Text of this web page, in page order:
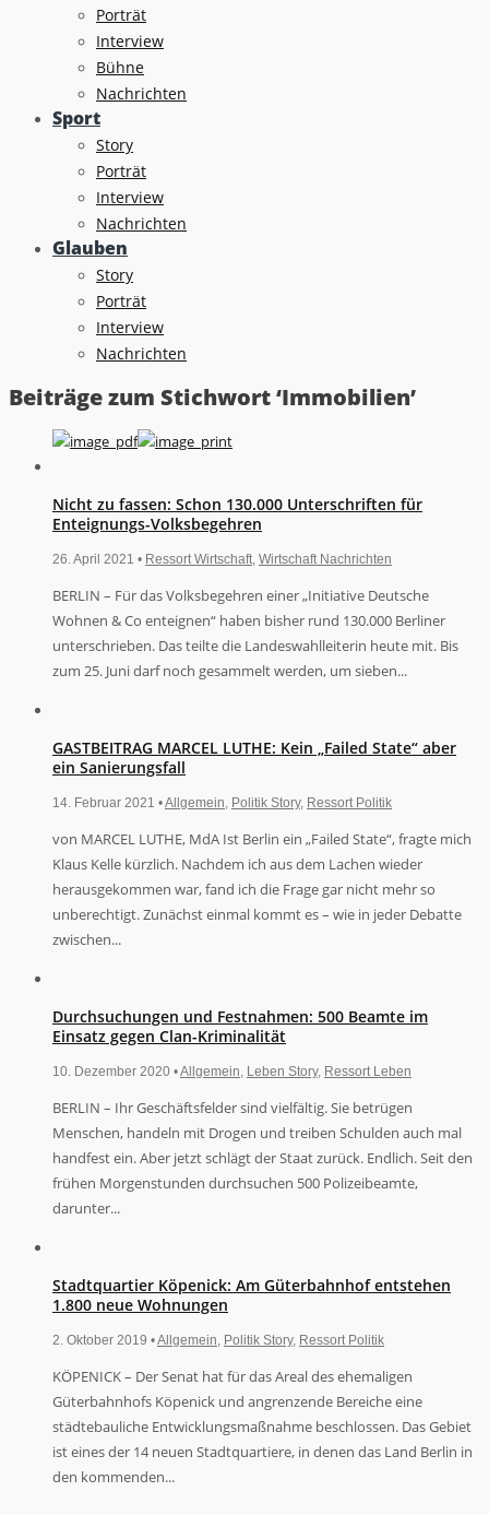
Porträt
Interview
Bühne
Nachrichten
Sport
Story
Porträt
Interview
Nachrichten
Glauben
Story
Porträt
Interview
Nachrichten
Beiträge zum Stichwort ‘Immobilien’
Nicht zu fassen: Schon 130.000 Unterschriften für
Enteignungs-Volksbegehren
26. April 2021 • Ressort Wirtschaft Wirtschaft Nachrichten
BERLIN – Für das Volksbegehren einer „Initiative Deutsche
Wohnen & Co enteignen“ haben bisher rund 130.000 Berliner
unterschrieben. Das teilte die Landeswahlleiterin heute mit. Bis
zum 25. Juni darf noch gesammelt werden, um sieben...
GASTBEITRAG MARCEL LUTHE: Kein „Failed State“ aber
ein Sanierungsfall
14. Februar 2021 •Allgemein Politik Story, Ressort Politik
von MARCEL LUTHE, MdA Ist Berlin ein „Failed State“, fragte mich
Klaus Kelle kürzlich. Nachdem ich aus dem Lachen wieder
herausgekommen war, fand ich die Frage gar nicht mehr so
unberechtigt. Zunächst einmal kommt es – wie in jeder Debatte
zwischen...
Durchsuchungen und Festnahmen: 500 Beamte im
Einsatz gegen Clan-Kriminalität
10. Dezember 2020 •Allgemein Leben Story, Ressort Leben
BERLIN – Ihr Geschäftsfelder sind vielfältig. Sie betrügen
Menschen, handeln mit Drogen und treiben Schulden auch mal
handfest ein. Aber jetzt schlägt der Staat zurück. Endlich. Seit den
frühen Morgenstunden durchsuchen 500 Polizeibeamte,
darunter...
Stadtquartier Köpenick: Am Güterbahnhof entstehen
1.800 neue Wohnungen
2. Oktober 2019 •Allgemein Politik Story, Ressort Politik
KÖPENICK – Der Senat hat für das Areal des ehemaligen
Güterbahnhofs Köpenick und angrenzende Bereiche eine
städtebauliche Entwicklungsmaßnahme beschlossen. Das Gebiet
ist eines der 14 neuen Stadtquartiere, in denen das Land Berlin in
den kommenden...